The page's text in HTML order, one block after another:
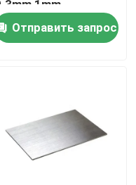
1mm
Отправить запрос